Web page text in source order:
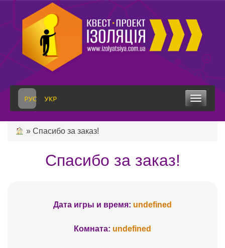
content
Toggle
navigation
»Спасибо за заказ!
Спасибо за заказ!
Дата игры и время: undefined
Комната: undefined